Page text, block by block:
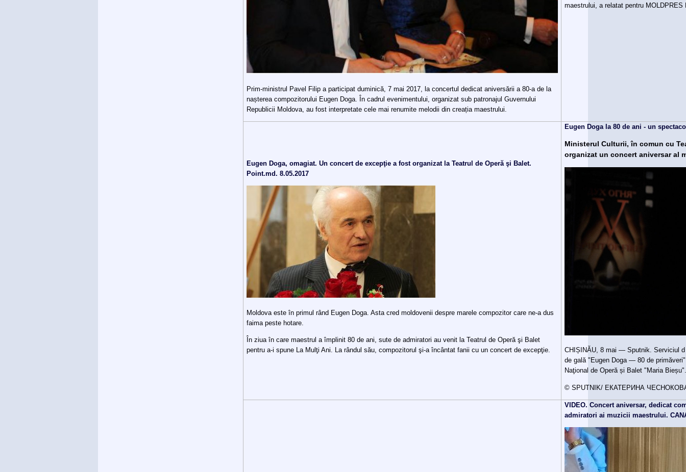
Prim-ministrul Pavel Filip a participat duminică, 7 mai 2017, la concertul dedicat aniversării a 80-a de la
nașterea compozitorului Eugen Doga. În cadrul evenimentului, organizat sub patronajul Guvernului
Republicii Moldova, au fost interpretate cele mai renumite melodii din creația maestrului.
maestrului, a relatat pentru
Eugen Doga, omagiat. Un concert de excepţie a fost organizat la Teatrul de Operă şi Balet.
Point.md. 8.05.2017
Moldova este în primul rând Eugen Doga. Asta cred moldovenii despre marele compozitor care ne-a dus
faima peste hotare.
În ziua în care maestrul a împlinit 80 de ani, sute de admiratori au venit la Teatrul de Operă şi Balet
pentru a-i spune La Mulţi Ani. La rândul său, compozitorul şi-a încântat fanii cu un concert de excepţie.
Eugen Doga la 80 de ani - un
Ministerul Culturii, în comun cu
organizat un concert aniversar al
CHIȘINĂU, 8 mai — Sputnik. Serviciul
de gală "Eugen Doga — 80 de
Naţional de Operă și Balet "Maria
© SPUTNIK/ ЕКАТЕРИНА
VIDEO. Concert aniversar, dedicat
admiratori ai muzicii maestrului.